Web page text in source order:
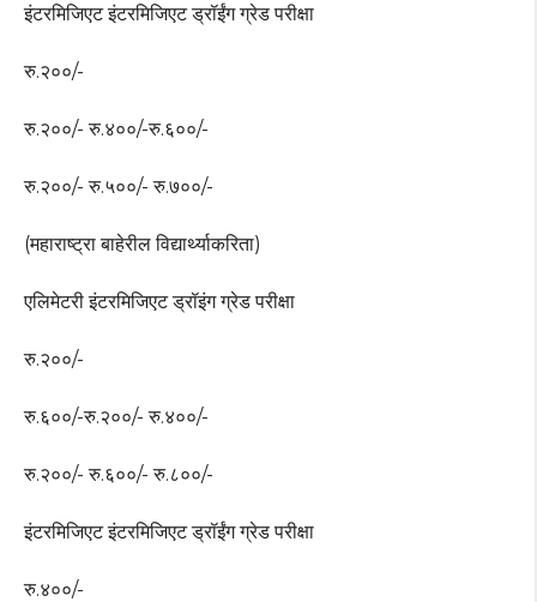
इंटरमिजिएट इंटरमिजिएट ड्रॉईंग ग्रेड परीक्षा
रु.२००/-
रु.२००/- रु.४००/-रु.६००/-
रु.२००/- रु.५००/- रु.७००/-
(महाराष्ट्रा बाहेरील विद्यार्थ्याकरिता)
एलिमेटरी इंटरमिजिएट ड्रॉइंग ग्रेड परीक्षा
रु.२००/-
रु.६००/-रु.२००/- रु.४००/-
रु.२००/- रु.६००/- रु.८००/-
इंटरमिजिएट इंटरमिजिएट ड्रॉईंग ग्रेड परीक्षा
रु.४००/-